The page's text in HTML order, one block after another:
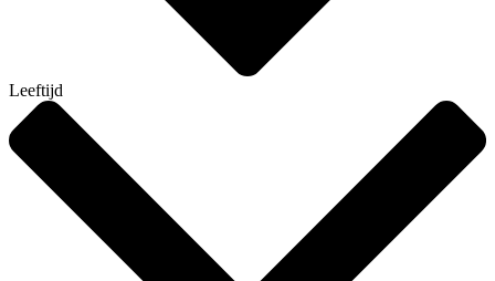
Leeftijd